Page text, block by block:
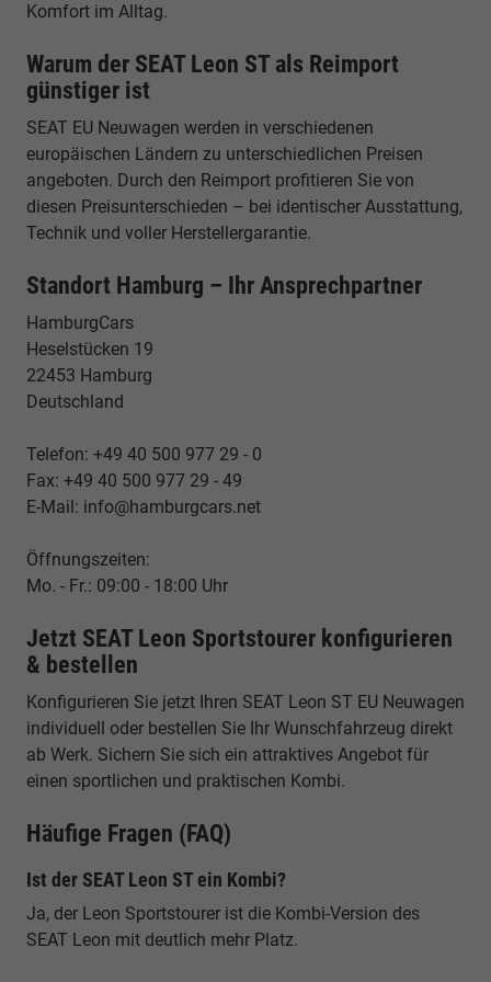
Komfort im Alltag.
Warum der SEAT Leon ST als Reimport
günstiger ist
SEAT EU Neuwagen werden in verschiedenen
europäischen Ländern zu unterschiedlichen Preisen
angeboten. Durch den Reimport profitieren Sie von
diesen Preisunterschieden – bei identischer Ausstattung,
Technik und voller Herstellergarantie.
Standort Hamburg – Ihr Ansprechpartner
HamburgCars
Heselstücken 19
22453 Hamburg
Deutschland
Telefon: +49 40 500 977 29 - 0
Fax: +49 40 500 977 29 - 49
E-Mail: info@hamburgcars.net
Öffnungszeiten:
Mo. - Fr.: 09:00 - 18:00 Uhr
Jetzt SEAT Leon Sportstourer konfigurieren
& bestellen
Konfigurieren Sie jetzt Ihren SEAT Leon ST EU Neuwagen
individuell oder bestellen Sie Ihr Wunschfahrzeug direkt
ab Werk. Sichern Sie sich ein attraktives Angebot für
einen sportlichen und praktischen Kombi.
Häufige Fragen (FAQ)
Ist der SEAT Leon ST ein Kombi?
Ja, der Leon Sportstourer ist die Kombi-Version des
SEAT Leon mit deutlich mehr Platz.